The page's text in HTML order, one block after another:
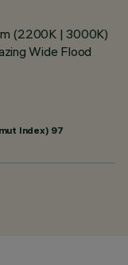
(2200K | 3000K)
Wide Flood
Index) 97